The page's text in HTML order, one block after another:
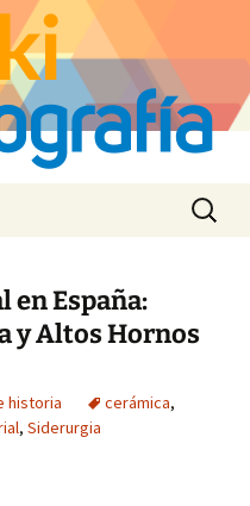
Buscar:
España:
y Altos Hornos
historia cerámica,
, Siderurgia